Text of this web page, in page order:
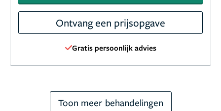
Ontvang een prijsopgave
Gratis persoonlijk advies
Toon meer behandelingen